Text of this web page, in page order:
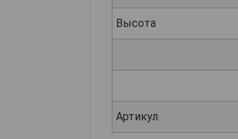
Высота
Артикул